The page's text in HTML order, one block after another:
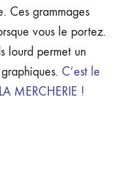
Ces grammages
vous le portez.
lourd permet un
C’est le
MERCHERIE !